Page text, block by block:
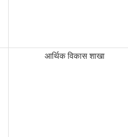
आर्थिक विकास शाखा